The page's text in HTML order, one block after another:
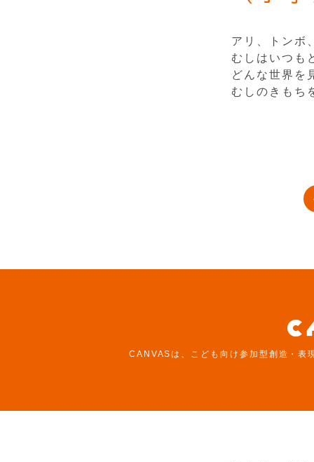
アリ、トンボ
むしはいつも
どんな世界を
むしのきもち
CANVASは、こども向け参加型創造・表